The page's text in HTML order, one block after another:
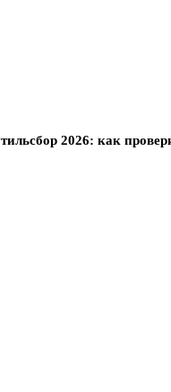
2026: как